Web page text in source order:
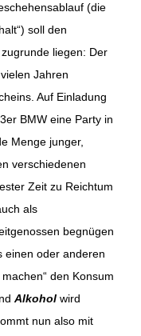
(die
soll den
liegen: Der
Jahren
Auf Einladung
BMW eine Party in
Menge junger,
verschiedenen
Zeit zu Reichtum
als
begnügen
einen oder anderen
den Konsum
Alkohol wird
nun also mit